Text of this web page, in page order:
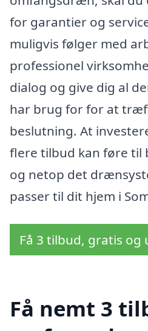
for garantier og
muligvis følger med
professionel
dialog og give dig al
har brug for for at
beslutning. At
flere tilbud kan føre til
og netop det
passer til dit hjem i
Få 3 tilbud, gratis
Få nemt 3